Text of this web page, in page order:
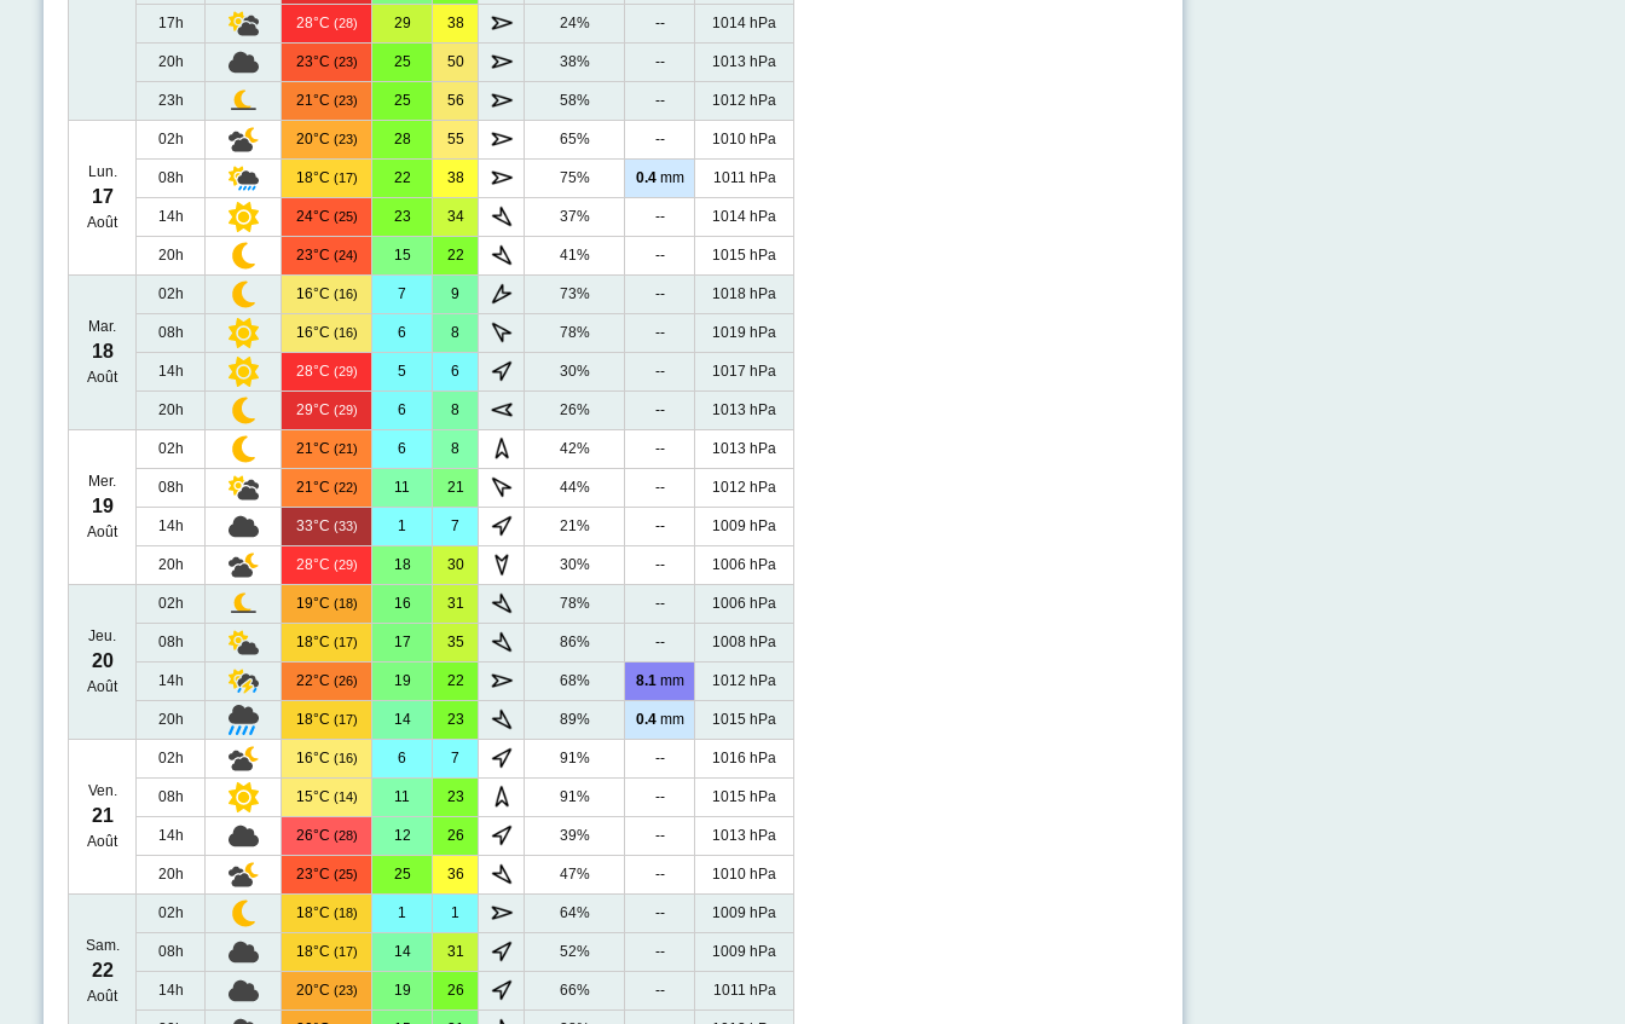
17h 28°C (28) 29 38 24% -- 1014 hPa
20h 23°C (23) 25 50 38% -- 1013 hPa
23h 21°C (23) 25 56 58% -- 1012 hPa
Lun.
17
Août
02h 20°C (23) 28 55 65% -- 1010 hPa
08h 18°C (17) 22 38 75% 0.4mm 1011 hPa
14h 24°C (25) 23 34 37% -- 1014 hPa
20h 23°C (24) 15 22 41% -- 1015 hPa
Mar.
18
Août
02h 16°C (16) 7 9 73% -- 1018 hPa
08h 16°C (16) 6 8 78% -- 1019 hPa
14h 28°C (29) 5 6 30% -- 1017 hPa
20h 29°C (29) 6 8 26% -- 1013 hPa
Mer.
19
Août
02h 21°C (21) 6 8 42% -- 1013 hPa
08h 21°C (22) 11 21 44% -- 1012 hPa
14h 33°C (33) 1 7 21% -- 1009 hPa
20h 28°C (29) 18 30 30% -- 1006 hPa
Jeu.
20
Août
02h 19°C (18) 16 31 78% -- 1006 hPa
08h 18°C (17) 17 35 86% -- 1008 hPa
14h 22°C (26) 19 22 68% 8.1mm 1012 hPa
20h 18°C (17) 14 23 89% 0.4mm 1015 hPa
Ven.
21
Août
02h 16°C (16) 6 7 91% -- 1016 hPa
08h 15°C (14) 11 23 91% -- 1015 hPa
14h 26°C (28) 12 26 39% -- 1013 hPa
20h 23°C (25) 25 36 47% -- 1010 hPa
Sam.
22
Août
02h 18°C (18) 1 1 64% -- 1009 hPa
08h 18°C (17) 14 31 52% -- 1009 hPa
14h 20°C (23) 19 26 66% -- 1011 hPa